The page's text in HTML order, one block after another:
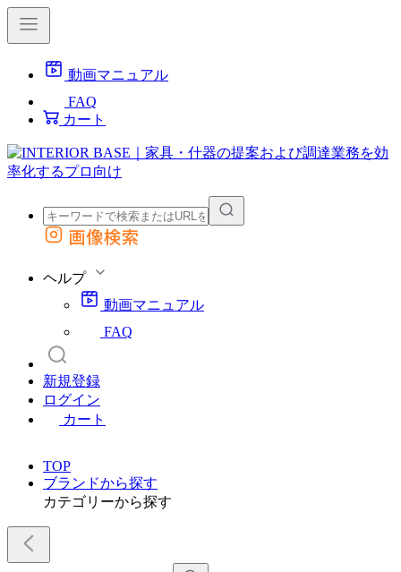
動画マニュアル
FAQ
カート
外部サイトの商品をカートに追加
画像検索
ヘルプ
動画マニュアル
FAQ
新規登録
ログイン
カート
TOP
ブランドから探す
カテゴリーから探す